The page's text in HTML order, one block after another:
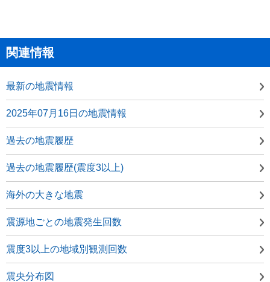
関連情報
最新の地震情報
2025年07月16日の地震情報
過去の地震履歴
過去の地震履歴(震度3以上)
海外の大きな地震
震源地ごとの地震発生回数
震度3以上の地域別観測回数
震央分布図